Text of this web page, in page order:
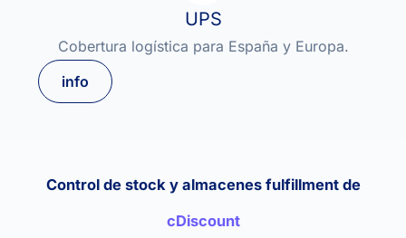
UPS
Cobertura logística para España y Europa.
info
Control de stock y almacenes fulfillment de
cDiscount